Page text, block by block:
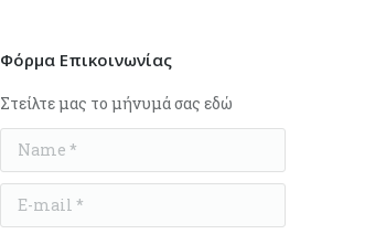
Φόρμα Επικοινωνίας
Στείλτε μας το μήνυμά σας εδώ
Name *
E-mail *